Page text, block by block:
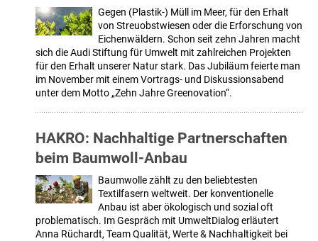
Gegen (Plastik-) Müll im Meer, für den Erhalt
von Streuobstwiesen oder die Erforschung von
Eichenwäldern. Schon seit zehn Jahren macht
sich die Audi Stiftung für Umwelt mit zahlreichen Projekten
für den Erhalt unserer Natur stark. Das Jubiläum feierte man
im November mit einem Vortrags- und Diskussionsabend
unter dem Motto „Zehn Jahre Greenovation“.
HAKRO: Nachhaltige Partnerschaften
beim Baumwoll-Anbau
Baumwolle zählt zu den beliebtesten
Textilfasern weltweit. Der konventionelle
Anbau ist aber ökologisch und sozial oft
problematisch. Im Gespräch mit UmweltDialog erläutert
Anna Rüchardt, Team Qualität, Werte & Nachhaltigkeit bei